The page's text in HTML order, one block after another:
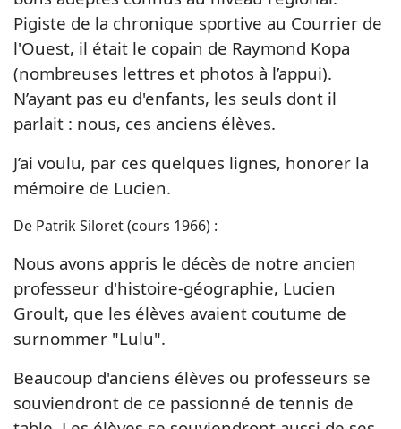
Pigiste de la chronique sportive au Courrier de
l'Ouest, il était le copain de Raymond Kopa
(nombreuses lettres et photos à l’appui).
N’ayant pas eu d'enfants, les seuls dont il
parlait : nous, ces anciens élèves.
J’ai voulu, par ces quelques lignes, honorer la
mémoire de Lucien.
De Patrik Siloret (cours 1966) :
Nous avons appris le décès de notre ancien
professeur d'histoire-géographie, Lucien
Groult, que les élèves avaient coutume de
surnommer "Lulu".
Beaucoup d'anciens élèves ou professeurs se
souviendront de ce passionné de tennis de